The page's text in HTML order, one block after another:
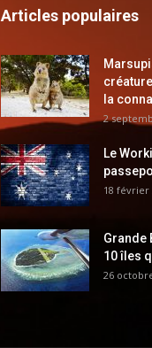
Articles populaires
la
2
Le
18 février
Grande
10 îles
26